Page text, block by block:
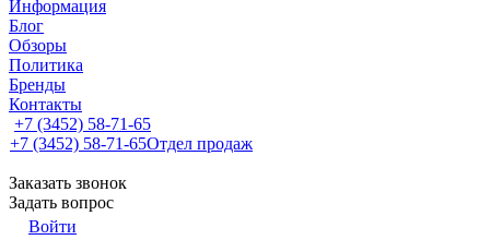
Информация
Блог
Обзоры
Политика
Бренды
Контакты
+7 (3452) 58-71-65
+7 (3452) 58-71-65Отдел продаж
Заказать звонок
Задать вопрос
Войти